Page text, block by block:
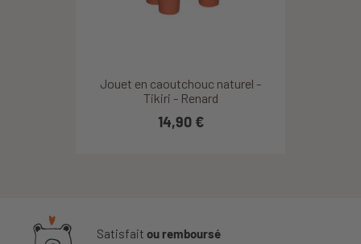
Jouet en caoutchouc naturel -
Tikiri - Renard
14,90 €
Satisfait ou remboursé